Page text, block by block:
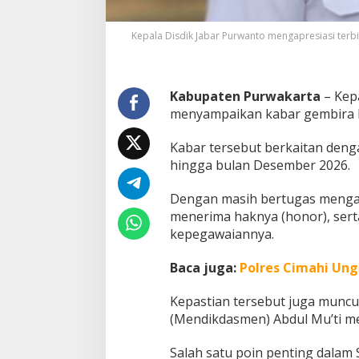
n
H
m
P
m
b
a
a
r
a
n
a
i
G
Kepala Disdik Jabar Purwanto mengapresiasi
Kabupaten Purwakarta –
menyampaikan kabar gembira
Kabar tersebut berkaitan
hingga bulan Desember 2026.
Dengan masih bertugas
menerima haknya (honor),
kepegawaiannya.
Baca juga: Polres Cimahi
Kepastian tersebut juga
(Mendikdasmen) Abdul Mu’ti
Salah satu poin penting